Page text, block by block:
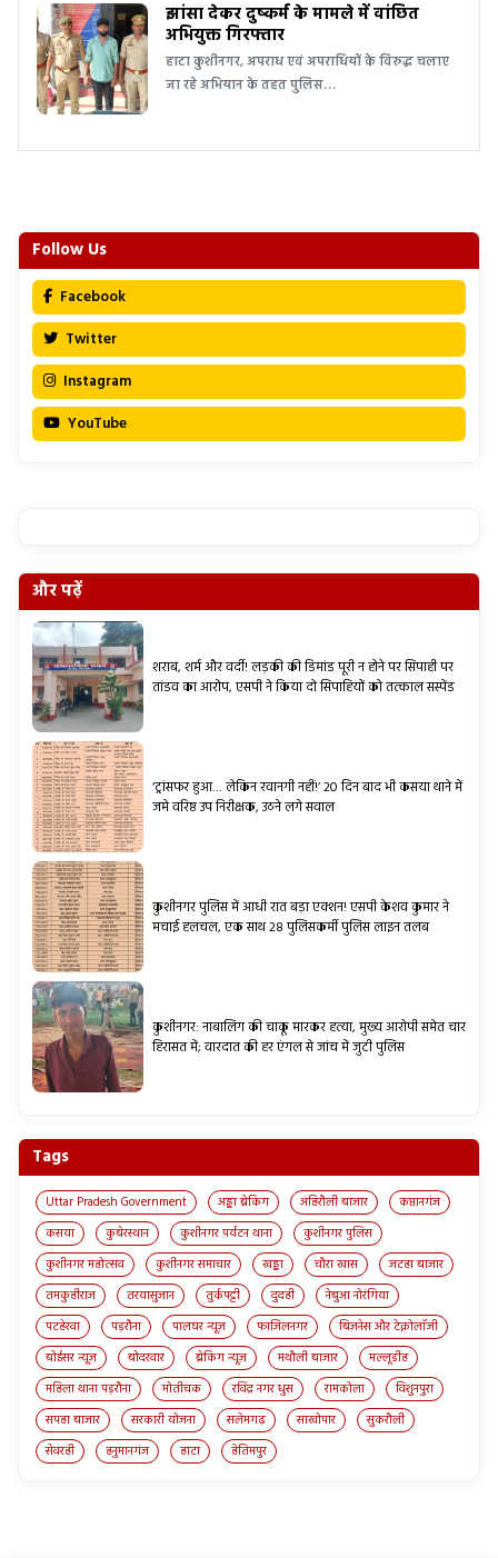
झांसा देकर दुष्कर्म के मामले में वांछित
अभियुक्त गिरफ्तार
हाटा कुशीनगर, अपराध एवं अपराधियों के विरुद्ध चलाए
जा रहे अभियान के तहत पुलिस…
Follow Us
Facebook
Twitter
Instagram
YouTube
और पढ़ें
शराब, शर्म और वर्दी! लड़की की डिमांड पूरी न होने पर सिपाही पर
तांडव का आरोप, एसपी ने किया दो सिपाहियों को तत्काल सस्पेंड
‘ट्रांसफर हुआ… लेकिन रवानगी नहीं!’ 20 दिन बाद भी कसया थाने में
जमे वरिष्ठ उप निरीक्षक, उठने लगे सवाल
कुशीनगर पुलिस में आधी रात बड़ा एक्शन! एसपी केशव कुमार ने
मचाई हलचल, एक साथ 28 पुलिसकर्मी पुलिस लाइन तलब
कुशीनगर: नाबालिग की चाकू मारकर हत्या, मुख्य आरोपी समेत चार
हिरासत में; वारदात की हर एंगल से जांच में जुटी पुलिस
Tags
Uttar Pradesh Government अड्डा ब्रेकिंग अहिरौली बाजार
कप्तानगंज
कसया
कुबेरस्थान कुशीनगर पर्यटन थाना
कुशीनगर पुलिस
कुशीनगर महोत्सव
कुशीनगर समाचार खड्डा चौरा खास
जटहा बाजार
तमकुहीराज
तरयासुजान तुर्कपट्टी दुदही
नेबुआ नोरंगिया
पटहेरवा
पड़रौना पालघर न्यूज़ फाजिलनगर
बिज़नेस और टेक्नोलॉजी
बोईसर न्यूज़
बोदरवार ब्रेकिंग न्यूज़ मथौली बाजार
मल्लूडीह
महिला थाना पड़रौना
मोतीचक रविंद्र नगर धुस रामकोला
विशुनपुरा
सपहा बाजार
सरकारी योजना सलेमगढ़ साखोपार
सुकरौली
सेवरही
हनुमानगंज हाटा हेतिमपुर